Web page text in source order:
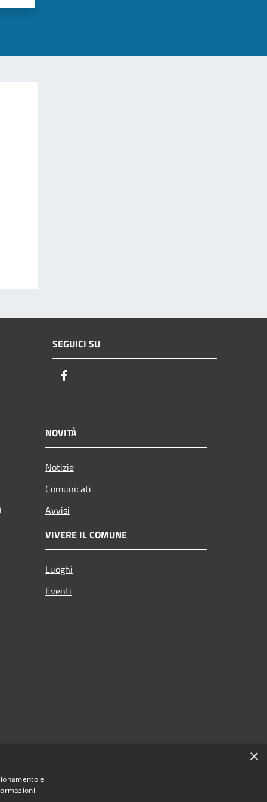
SEGUICI SU
NOVITÀ
Notizie
Comunicati
Avvisi
VIVERE IL COMUNE
Luoghi
Eventi
×
e